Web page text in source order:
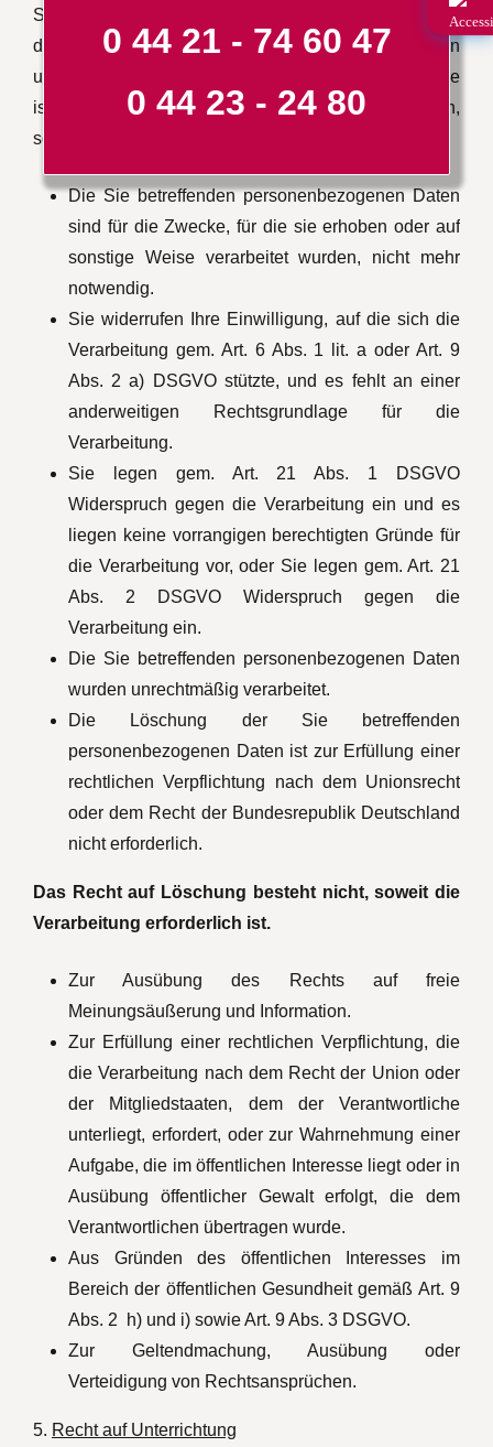
Sie können von dem Verantwortlichen verlangen, dass
die Sie betreffenden personenbezogenen Daten
unverzüglich gelöscht werden, und der Verantwortliche
ist verpflichtet, diese Daten unverzüglich zu löschen,
sofern einer der folgenden Gründe zutrifft:
Die Sie betreffenden personenbezogenen Daten
sind für die Zwecke, für die sie erhoben oder auf
sonstige Weise verarbeitet wurden, nicht mehr
notwendig.
Sie widerrufen Ihre Einwilligung, auf die sich die
Verarbeitung gem. Art. 6 Abs. 1 lit. a oder Art. 9
Abs. 2 a) DSGVO stützte, und es fehlt an einer
anderweitigen Rechtsgrundlage für die
Verarbeitung.
Sie legen gem. Art. 21 Abs. 1 DSGVO
Widerspruch gegen die Verarbeitung ein und es
liegen keine vorrangigen berechtigten Gründe für
die Verarbeitung vor, oder Sie legen gem. Art. 21
Abs. 2 DSGVO Widerspruch gegen die
Verarbeitung ein.
Die Sie betreffenden personenbezogenen Daten
wurden unrechtmäßig verarbeitet.
Die Löschung der Sie betreffenden
personenbezogenen Daten ist zur Erfüllung einer
rechtlichen Verpflichtung nach dem Unionsrecht
oder dem Recht der Bundesrepublik Deutschland
nicht erforderlich.
Das Recht auf Löschung besteht nicht, soweit die
Verarbeitung erforderlich ist.
Zur Ausübung des Rechts auf freie
Meinungsäußerung und Information.
Zur Erfüllung einer rechtlichen Verpflichtung, die
die Verarbeitung nach dem Recht der Union oder
der Mitgliedstaaten, dem der Verantwortliche
unterliegt, erfordert, oder zur Wahrnehmung einer
Aufgabe, die im öffentlichen Interesse liegt oder in
Ausübung öffentlicher Gewalt erfolgt, die dem
Verantwortlichen übertragen wurde.
Aus Gründen des öffentlichen Interesses im
Bereich der öffentlichen Gesundheit gemäß Art. 9
Abs. 2 h) und i) sowie Art. 9 Abs. 3 DSGVO.
Zur Geltendmachung, Ausübung oder
Verteidigung von Rechtsansprüchen.
5. Recht auf Unterrichtung
0 44 21 - 74 60 47
0 44 23 - 24 80